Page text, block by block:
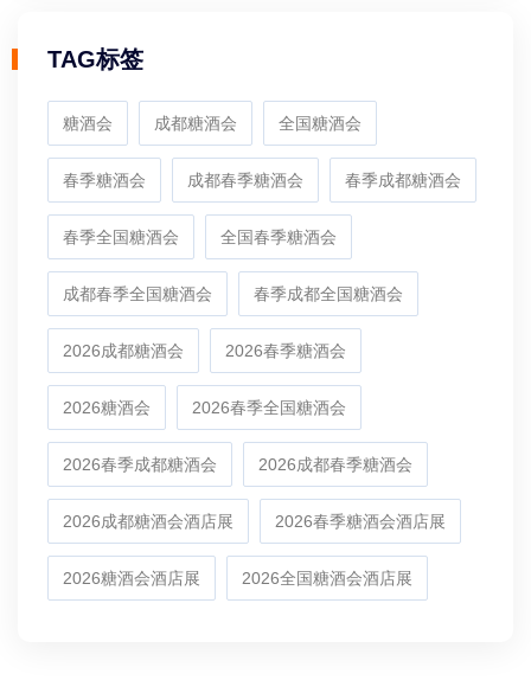
TAG标签
糖酒会 成都糖酒会 全国糖酒会
春季糖酒会 成都春季糖酒会 春季成都糖酒会
春季全国糖酒会 全国春季糖酒会
成都春季全国糖酒会 春季成都全国糖酒会
2026成都糖酒会 2026春季糖酒会
2026糖酒会 2026春季全国糖酒会
2026春季成都糖酒会 2026成都春季糖酒会
2026成都糖酒会酒店展 2026春季糖酒会酒店展
2026糖酒会酒店展 2026全国糖酒会酒店展